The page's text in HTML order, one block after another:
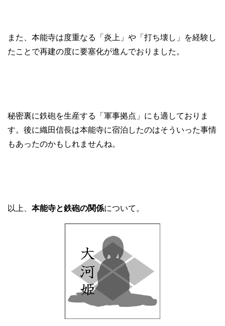
また、本能寺は度重なる「炎上」や「打ち壊し」を経験し
たことで再建の度に要塞化が進んでおりました。
秘密裏に鉄砲を生産する「軍事拠点」にも適しておりま
す。後に織田信長は本能寺に宿泊したのはそういった事情
もあったのかもしれませんね。
以上、 本能寺と鉄砲の関係について。